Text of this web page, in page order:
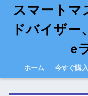
スマートマ
ドバイザ
e
ホーム 今すぐ購入